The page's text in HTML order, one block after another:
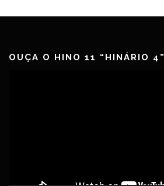
OUÇA O HINO 11 “HINÁRIO 4”